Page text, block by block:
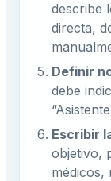
describe
directa,
Definir
debe
Escribir
objetivo,
médicos,